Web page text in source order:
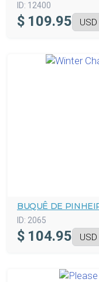
ID: 12400
$ 109.95
BUQUÊ DE
ID: 2065
$ 104.95